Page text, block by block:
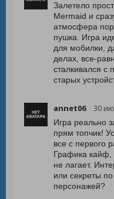
Залетело
Mermaid и
атмосфера
пушка. Игра
для мобилки,
делах, все-
сталкивался с
старых
annet06 30
Игра реально
прям топчик!
все с первого
Графика кайф,
не лагает.
или секреты
персонажей?